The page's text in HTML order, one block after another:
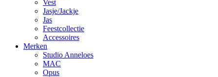
Vest
Jasje/Jackje
Jas
Feestcollectie
Accessoires
Merken
Studio Anneloes
MAC
Opus